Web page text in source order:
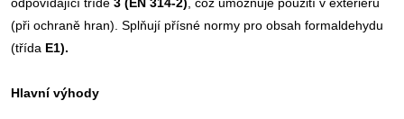
(při ochraně hran). Splňují přísné normy pro obsah formaldehydu
(třída E1).
Hlavní výhody